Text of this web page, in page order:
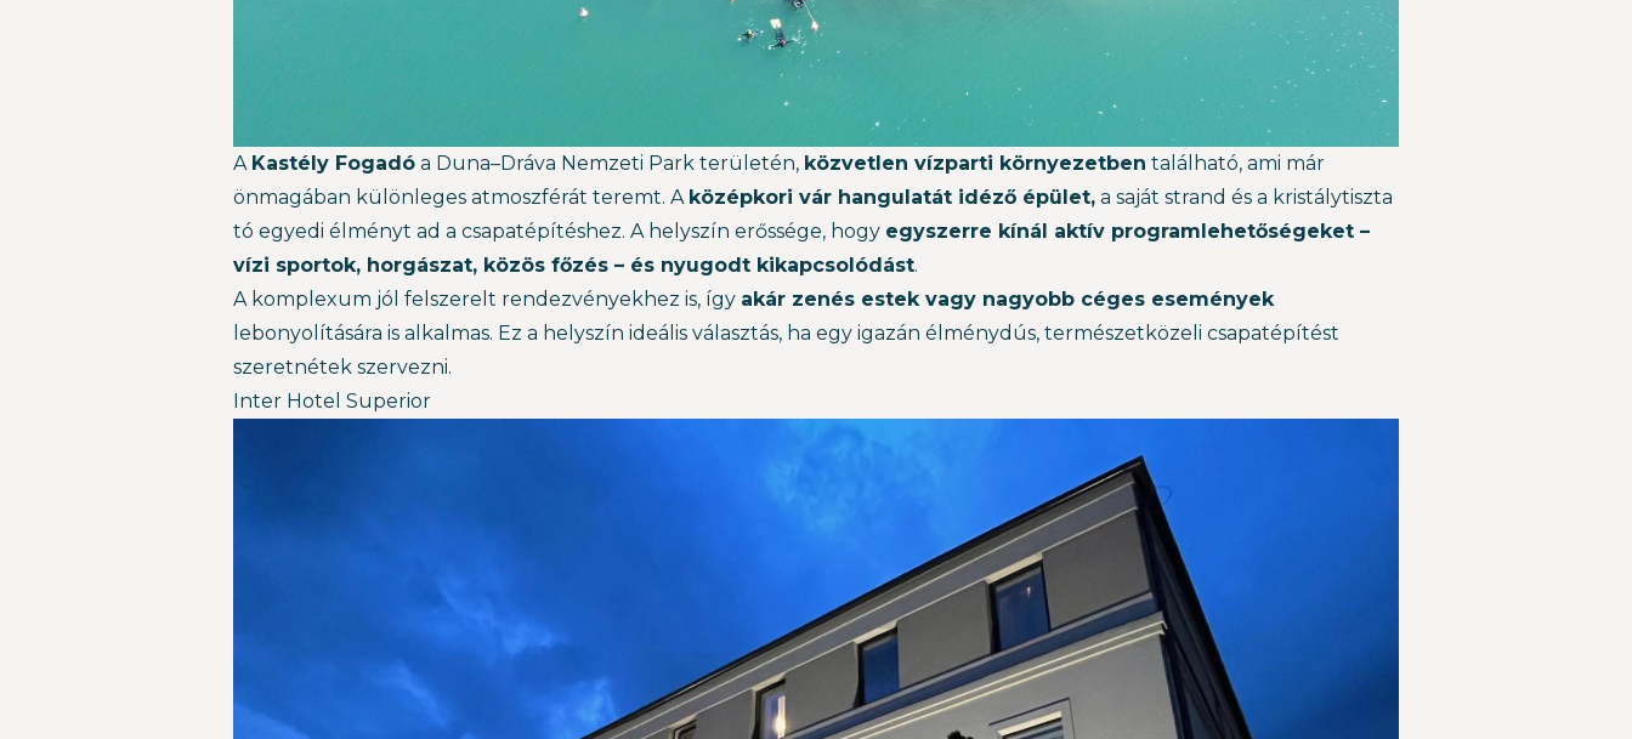
A Kastély Fogadó a Duna–Dráva Nemzeti Park területén, közvetlen vízparti környezetben található, ami már
önmagában különleges atmoszférát teremt. A középkori vár hangulatát idéző épület, a saját strand és a kristálytiszta
tó egyedi élményt ad a csapatépítéshez. A helyszín erőssége, hogy egyszerre kínál aktív programlehetőségeket –
vízi sportok, horgászat, közös főzés – és nyugodt kikapcsolódást.
A komplexum jól felszerelt rendezvényekhez is, így akár zenés estek vagy nagyobb céges események
lebonyolítására is alkalmas. Ez a helyszín ideális választás, ha egy igazán élménydús, természetközeli csapatépítést
szeretnétek szervezni.
Inter Hotel Superior